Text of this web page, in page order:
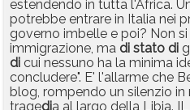
estendendo in tutta l'Africa.
potrebbe entrare in Italia nei
governo imbelle e poi? Non
immigrazione, ma di stato di
di cui nessuno ha la minima
concludere". E' l'allarme che
blog, rompendo un silenzio
tragedia al largo della Libia.